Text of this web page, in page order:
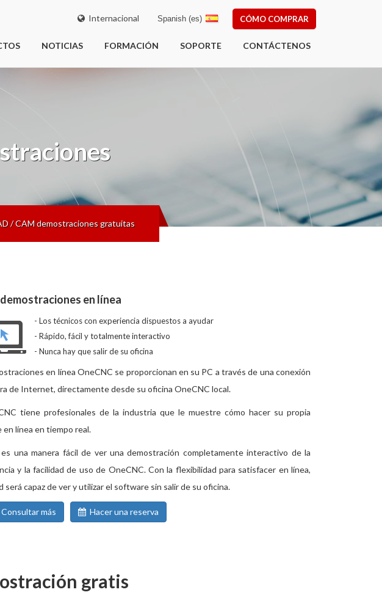
Internacional CÓMO COMPRAR
Spanish (es)
NOTICIAS FORMACIÓN SOPORTE CONTÁCTENOS
/ CAM demostraciones gratuitas
en línea
Los técnicos con experiencia dispuestos a ayudar
Rápido, fácil y totalmente interactivo
Nunca hay que salir de su oficina
en línea OneCNC se proporcionan en su PC a través de una conexión
de Internet, directamente desde su oficina OneCNC local.
tiene profesionales de la industria que le muestre cómo hacer su propia
en línea en tiempo real.
una manera fácil de ver una demostración completamente interactivo de la
y la facilidad de uso de OneCNC. Con la flexibilidad para satisfacer en línea,
será capaz de ver y utilizar el software sin salir de su oficina.
Consultar más Hacer una reserva
gratis